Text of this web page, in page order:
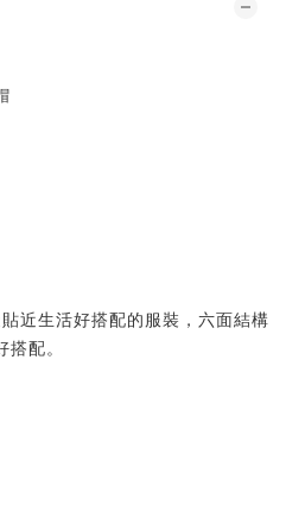
近生活好搭配的服裝，六面結構
配。